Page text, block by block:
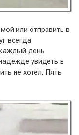
или отправить в
всегда
день
увидеть в
не хотел. Пять